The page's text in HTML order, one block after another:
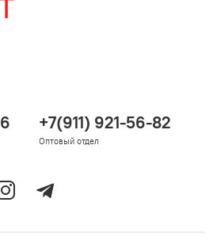
+7(911) 921-56-82
Оптовый отдел